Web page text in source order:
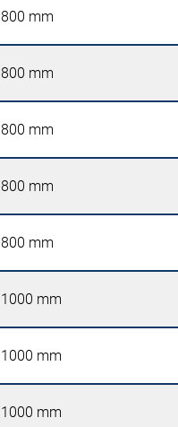
800 mm
800 mm
800 mm
800 mm
800 mm
1000 mm
1000 mm
1000 mm